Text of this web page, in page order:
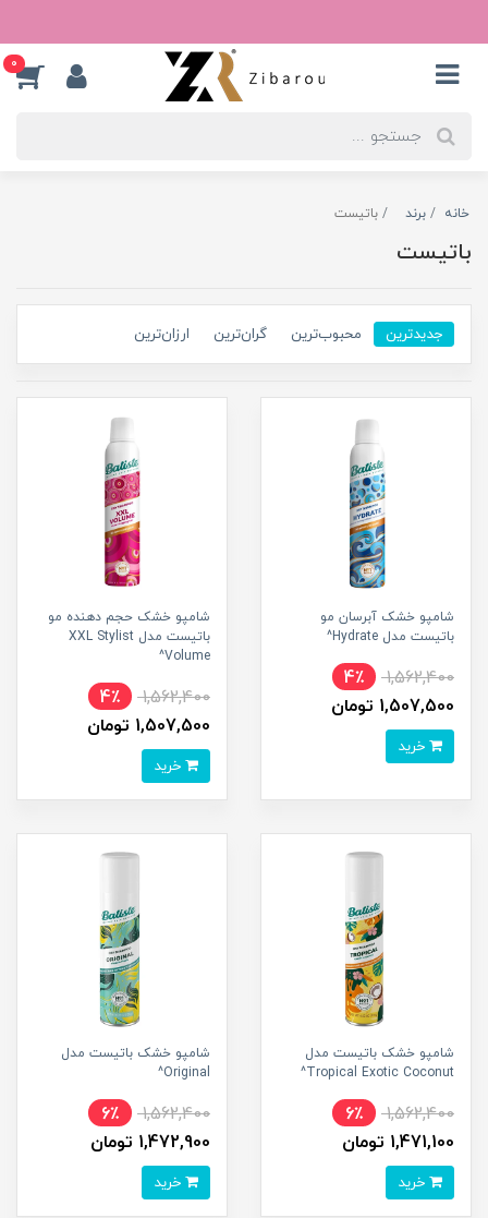
0
خانه برند باتیست
باتیست
جدیدترین محبوب‌ترین گران‌ترین ارزان‌ترین
شامپو خشک آبرسان مو
باتیست مدل Hydrate^
1,562,400
4٪
1,507,500 تومان
شامپو خشک حجم دهنده مو
باتیست مدل XXL Stylist
Volume^
1,562,400
4٪
1,507,500 تومان
شامپو خشک باتیست مدل
Tropical Exotic Coconut^
1,562,400
6٪
1,471,100 تومان
شامپو خشک باتیست مدل
Original^
1,562,400
6٪
1,472,900 تومان